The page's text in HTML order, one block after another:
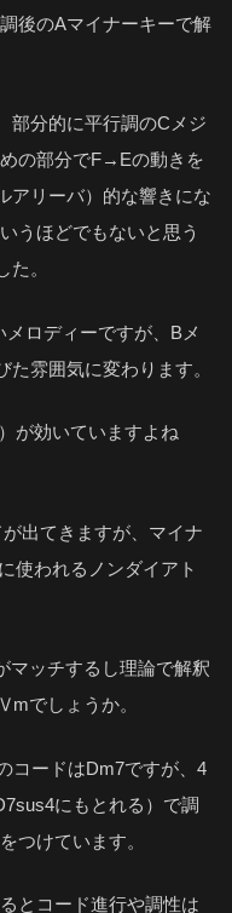
後のAマイナーキーで解
部分的に平行調のCメジ
の部分でF→Eの動きを
アリーバ）的な響きにな
うほどでもないと思う
。
ロディーですが、Bメ
雰囲気に変わります。
効いていますよね
出てきますが、マイナ
われるノンダイアト
マッチするし理論で解釈
でしょうか。
コードはDm7ですが、4
にもとれる）で調
つけています。
とコード進行や調性は